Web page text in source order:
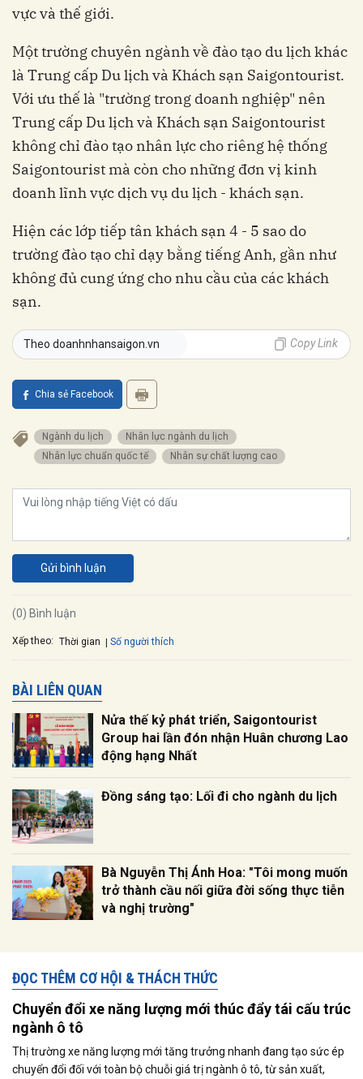
vực và thế giới.
Một trường chuyên ngành về đào tạo du lịch khác
là Trung cấp Du lịch và Khách sạn Saigontourist.
Với ưu thế là "trường trong doanh nghiệp" nên
Trung cấp Du lịch và Khách sạn Saigontourist
không chỉ đào tạo nhân lực cho riêng hệ thống
Saigontourist mà còn cho những đơn vị kinh
doanh lĩnh vực dịch vụ du lịch - khách sạn.
Hiện các lớp tiếp tân khách sạn 4 - 5 sao do
trường đào tạo chỉ dạy bằng tiếng Anh, gần như
không đủ cung ứng cho nhu cầu của các khách
sạn.
Theo doanhnhansaigon.vn Copy Link
Chia sẻ Facebook
ngành du lịch
nhân lực ngành du lịch
nhân lực chuẩn quốc tế
nhân sự chất lượng cao
Gửi bình luận
(0) Bình luận
Xếp theo: Thời gian Số người thích
BÀI LIÊN QUAN
Nửa thế kỷ phát triển, Saigontourist
Group hai lần đón nhận Huân chương Lao
động hạng Nhất
Đồng sáng tạo: Lối đi cho ngành du lịch
Bà Nguyễn Thị Ánh Hoa: "Tôi mong muốn
trở thành cầu nối giữa đời sống thực tiễn
và nghị trường"
ĐỌC THÊM CƠ HỘI & THÁCH THỨC
Chuyển đổi xe năng lượng mới thúc đẩy tái cấu trúc
ngành ô tô
Thị trường xe năng lượng mới tăng trưởng nhanh đang tạo sức ép
chuyển đổi đối với toàn bộ chuỗi giá trị ngành ô tô, từ sản xuất,